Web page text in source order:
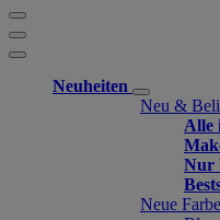
Neuheiten
Neu &
Alle
Nur
Neue